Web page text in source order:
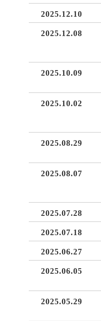
2025.12.10
2025.12.08
2025.10.09
2025.10.02
2025.08.29
2025.08.07
2025.07.28
2025.07.18
2025.06.27
2025.06.05
2025.05.29